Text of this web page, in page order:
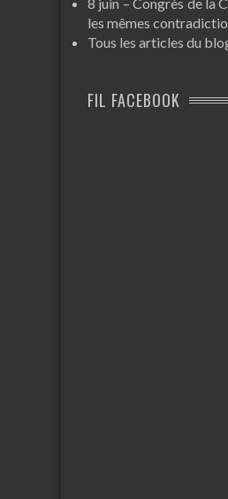
les mêmes
Tous les articles du
FIL FACEBOOK